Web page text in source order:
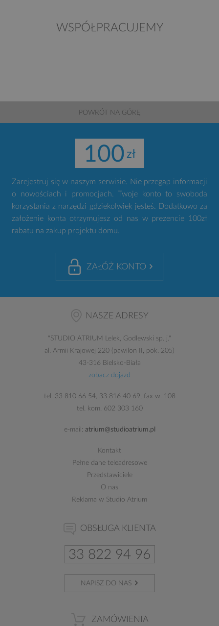
WSPÓŁPRACUJEMY
POWRÓT NA GÓRĘ
100
Zarejestruj się w naszym serwisie. Nie przegap informacji
o nowościach i promocjach. Twoje konto to swoboda
korzystania z narzędzi gdziekolwiek jesteś. Dodatkowo za
założenie konta otrzymujesz od nas w prezencie 100zł
rabatu na zakup projektu domu.
ZAŁÓŻ KONTO
NASZE ADRESY
"STUDIO ATRIUM Lelek, Godlewski sp. j."
al. Armii Krajowej 220 (pawilon II, pok. 205)
43-316 Bielsko-Biała
zobacz dojazd
tel. 33 810 66 54, 33 816 40 69, fax w. 108
tel. kom. 602 303 160
e-mail: atrium@studioatrium.pl
Kontakt
Pełne dane teleadresowe
Przedstawiciele
O nas
Reklama w Studio Atrium
OBSŁUGA KLIENTA
33 822 94 96
NAPISZ DO NAS
ZAMÓWIENIA